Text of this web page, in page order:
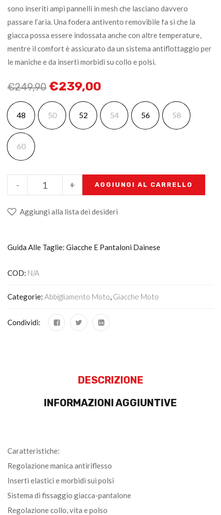
sono inseriti ampi pannelli in mesh che lasciano davvero
passare l’aria. Una fodera antivento removibile fa sì che la
giacca possa essere indossata anche con altre temperature,
mentre il comfort è assicurato da un sistema antiflottaggio per
le maniche e da inserti morbidi su collo e polsi.
€249,90 €239,00
48 50 52 54 56 58
60
+
- AGGIUNGI AL CARRELLO
Aggiungi alla lista dei desideri
Guida Alle Taglie: Giacche E Pantaloni Dainese
COD: N/A
Categorie: Abbigliamento Moto, Giacche Moto
Condividi:
DESCRIZIONE
INFORMAZIONI AGGIUNTIVE
Caratteristiche:
Regolazione manica antiriflesso
Inserti elastici e morbidi sui polsi
Sistema di fissaggio giacca-pantalone
Regolazione collo, vita e polso